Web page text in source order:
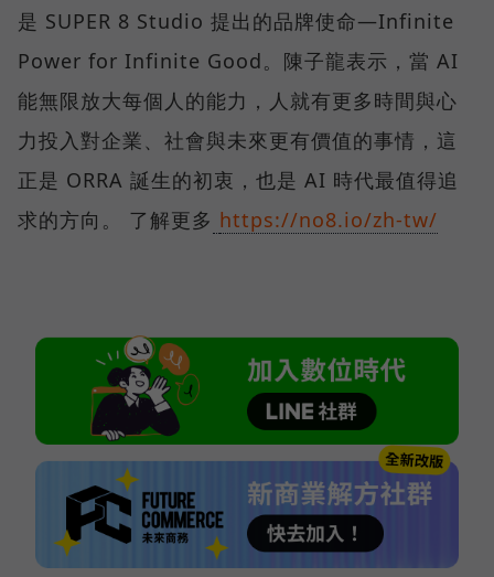
是 SUPER 8 Studio 提出的品牌使命—Infinite
Power for Infinite Good。陳子龍表示，當 AI
能無限放大每個人的能力，人就有更多時間與心
力投入對企業、社會與未來更有價值的事情，這
正是 ORRA 誕生的初衷，也是 AI 時代最值得追
求的方向。 了解更多 https://no8.io/zh-tw/